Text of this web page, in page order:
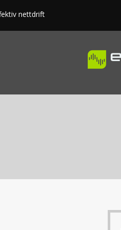
nettdrift